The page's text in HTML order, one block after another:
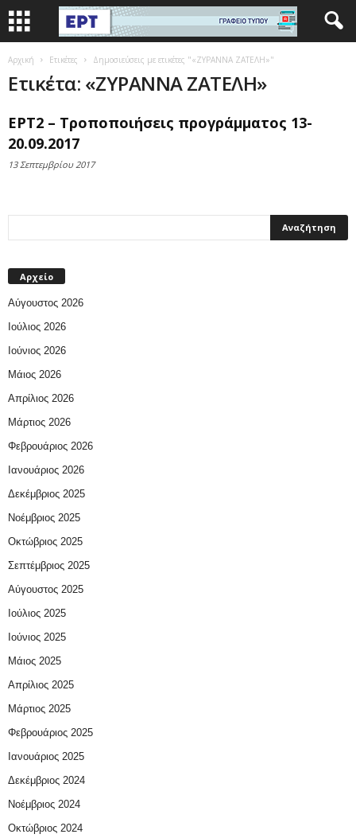
Αρχική Ετικέτες Δημοσιεύσεις με ετικέτες "«ΖΥΡΑΝΝΑ ΖΑΤΕΛΗ»"
Ετικέτα: «ΖΥΡΑΝΝΑ ΖΑΤΕΛΗ»
ΕΡΤ2 – Τροποποιήσεις προγράμματος 13-
20.09.2017
13 Σεπτεμβρίου 2017
Αρχείο
Αύγουστος 2026
Ιούλιος 2026
Ιούνιος 2026
Μάιος 2026
Απρίλιος 2026
Μάρτιος 2026
Φεβρουάριος 2026
Ιανουάριος 2026
Δεκέμβριος 2025
Νοέμβριος 2025
Οκτώβριος 2025
Σεπτέμβριος 2025
Αύγουστος 2025
Ιούλιος 2025
Ιούνιος 2025
Μάιος 2025
Απρίλιος 2025
Μάρτιος 2025
Φεβρουάριος 2025
Ιανουάριος 2025
Δεκέμβριος 2024
Νοέμβριος 2024
Οκτώβριος 2024